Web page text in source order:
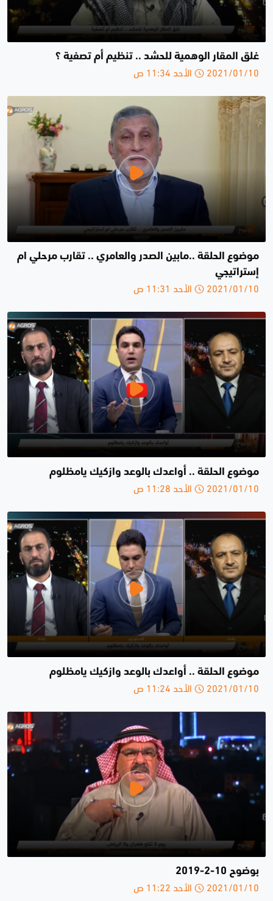
غلق المقار الوهمية للحشد .. تنظيم أم تصفية ؟
2021/01/10 الأحد 11:34 ص
موضوع الحلقة ..مابين الصدر والعامري .. تقارب مرحلي ام
إستراتيجي
2021/01/10 الأحد 11:31 ص
موضوع الحلقة .. أواعدك بالوعد وازكيك يامظلوم
2021/01/10 الأحد 11:28 ص
موضوع الحلقة .. أواعدك بالوعد وازكيك يامظلوم
2021/01/10 الأحد 11:24 ص
بوضوح 10-2-2019
2021/01/10 الأحد 11:22 ص